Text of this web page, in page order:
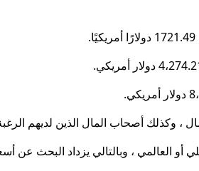
، وكذلك أصحاب المال الذين لديهم
العالمي ، وبالتالي يزداد البحث عن